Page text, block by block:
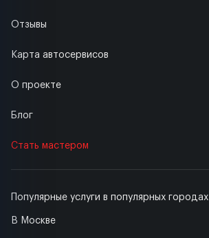
Популярные услуги в популярных городах
В Москве
Отзывы
Карта автосервисов
О проекте
Блог
Стать мастером